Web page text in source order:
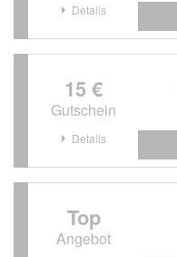
Details
15 €
Gutschein
Details
Top
Angebot